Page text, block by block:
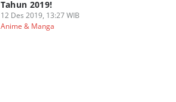
Tahun 2019!
12 Des 2019, 13:27 WIB
Anime & Manga